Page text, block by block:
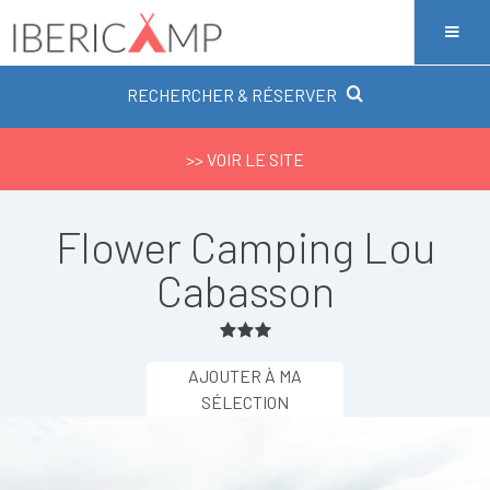
RECHERCHER & RÉSERVER
>> VOIR LE SITE
Flower Camping Lou
Cabasson
AJOUTER À MA
SÉLECTION